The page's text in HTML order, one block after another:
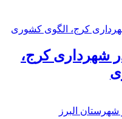
شهرداری کرج،